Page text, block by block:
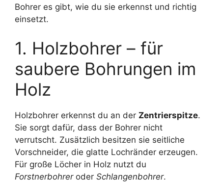
Bohrer es gibt, wie du sie erkennst und richtig
einsetzt.
1. Holzbohrer – für
saubere Bohrungen im
Holz
Holzbohrer erkennst du an der Zentrierspitze.
Sie sorgt dafür, dass der Bohrer nicht
verrutscht. Zusätzlich besitzen sie seitliche
Vorschneider, die glatte Lochränder erzeugen.
Für große Löcher in Holz nutzt du
Forstnerbohreroder Schlangenbohrer.